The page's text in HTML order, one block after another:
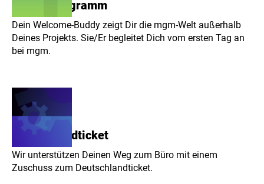
Buddy-Programm
Dein Welcome-Buddy zeigt Dir die mgm-Welt außerhalb
Deines Projekts. Sie/Er begleitet Dich vom ersten Tag an
bei mgm.
Deutschlandticket
Wir unterstützen Deinen Weg zum Büro mit einem
Zuschuss zum Deutschlandticket.